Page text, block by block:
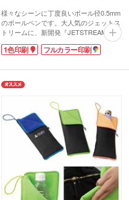
様々なシーンに丁度良いボール径0.5mm
のボールペンです。大人気のジェットス
トリームに、新開発『JETSTREAM Lite
touch ink』を搭載した単色ボールペンが
仲間入り。従来のインクよりさらに筆記
になりました。とっさにメモを取りたい
時や、立った姿勢でもスムーズに書き出
すことができます。
ボディはナチュラルトーンの全5色展開
です。1色またはフルカラーで名入れが
できます。
1色印刷 フルカラー印刷